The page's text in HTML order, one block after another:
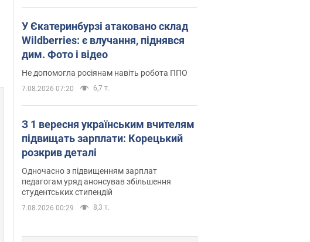
У Єкатеринбурзі атаковано склад
Wildberries: є влучання, піднявся
дим. Фото і відео
Не допомогла росіянам навіть робота ППО
7.08.2026 07:20 6,7 т.
З 1 вересня українським вчителям
підвищать зарплати: Корецький
розкрив деталі
Одночасно з підвищенням зарплат
педагогам уряд анонсував збільшення
студентських стипендій
7.08.2026 00:29 8,3 т.